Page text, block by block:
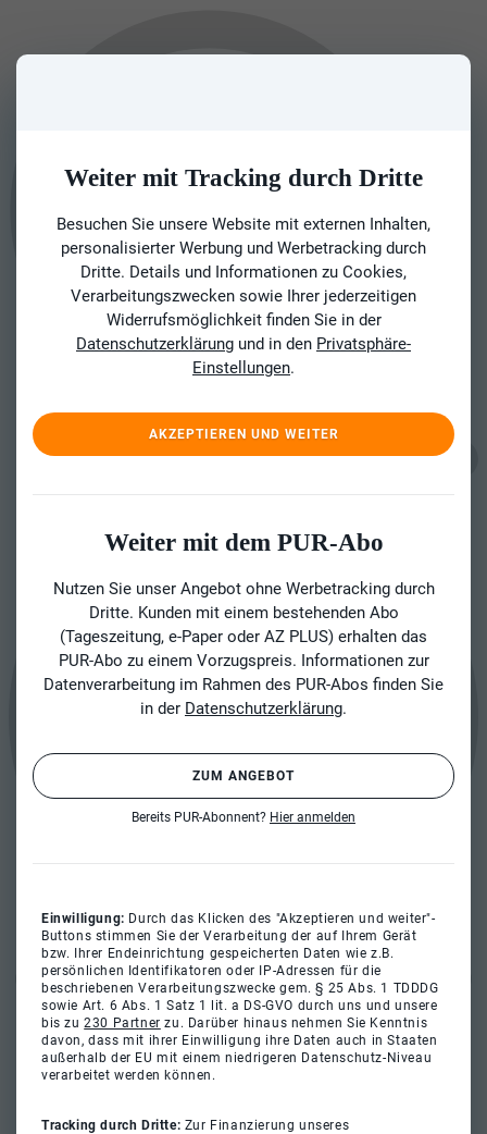
Weiter mit Tracking durch Dritte
Besuchen Sie unsere Website mit externen Inhalten,
personalisierter Werbung und Werbetracking durch
Dritte. Details und Informationen zu Cookies,
Verarbeitungszwecken sowie Ihrer jederzeitigen
Widerrufsmöglichkeit finden Sie in der
Datenschutzerklärung und in den Privatsphäre-
Einstellungen.
AKZEPTIEREN UND WEITER
Weiter mit dem PUR-Abo
Nutzen Sie unser Angebot ohne Werbetracking durch
Dritte. Kunden mit einem bestehenden Abo
(Tageszeitung, e-Paper oder AZ PLUS) erhalten das
PUR-Abo zu einem Vorzugspreis. Informationen zur
Datenverarbeitung im Rahmen des PUR-Abos finden Sie
in der Datenschutzerklärung.
ZUM ANGEBOT
Bereits PUR-Abonnent? Hier anmelden
Einwilligung: Durch das Klicken des "Akzeptieren und weiter"-
Buttons stimmen Sie der Verarbeitung der auf Ihrem Gerät
bzw. Ihrer Endeinrichtung gespeicherten Daten wie z.B.
persönlichen Identifikatoren oder IP-Adressen für die
beschriebenen Verarbeitungszwecke gem. § 25 Abs. 1 TDDDG
sowie Art. 6 Abs. 1 Satz 1 lit. a DS-GVO durch uns und unsere
bis zu230 Partner zu. Darüber hinaus nehmen Sie Kenntnis
davon, dass mit ihrer Einwilligung ihre Daten auch in Staaten
außerhalb der EU mit einem niedrigeren Datenschutz-Niveau
verarbeitet werden können.
Tracking durch Dritte: Zur Finanzierung unseres